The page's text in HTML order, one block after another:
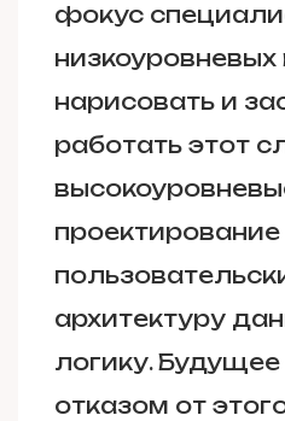
фокус
низкоуровневых
нарисовать и
работать этот
проектирование
архитектуру
логику.
отказом от